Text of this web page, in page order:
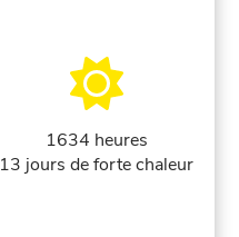
1634 heures
13 jours de forte chaleur